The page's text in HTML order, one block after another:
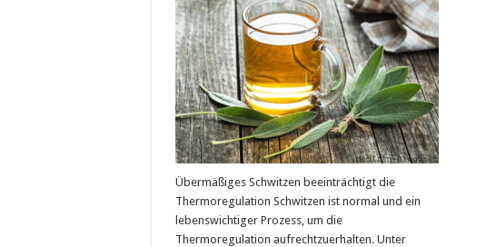
Übermäßiges Schwitzen beeinträchtigt die
Thermoregulation Schwitzen ist normal und ein
lebenswichtiger Prozess, um die
Thermoregulation aufrechtzuerhalten. Unter